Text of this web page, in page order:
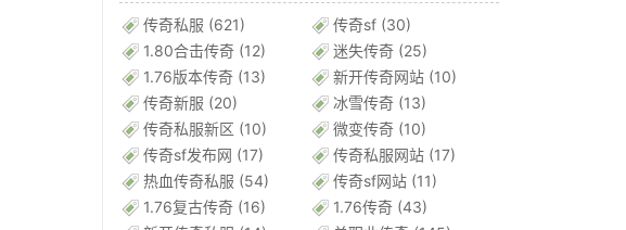
传奇私服 (621) 传奇sf (30)
1.80合击传奇 (12) 迷失传奇 (25)
1.76版本传奇 (13) 新开传奇网站 (10)
传奇新服 (20) 冰雪传奇 (13)
传奇私服新区 (10) 微变传奇 (10)
传奇sf发布网 (17) 传奇私服网站 (17)
热血传奇私服 (54) 传奇sf网站 (11)
1.76复古传奇 (16) 1.76传奇 (43)